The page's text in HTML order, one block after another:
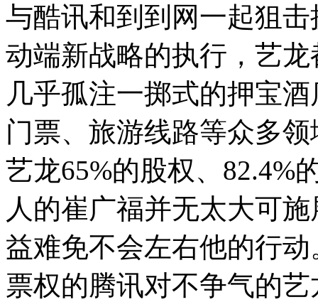
与酷讯和到到网一起狙
动端新战略的执行，艺
几乎孤注一掷式的押宝
门票、旅游线路等众多
艺龙65%的股权、82.4%
人的崔广福并无太大可
益难免不会左右他的行
票权的腾讯对不争气的